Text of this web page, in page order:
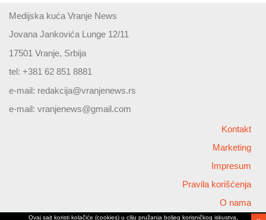
Medijska kuća Vranje News
Jovana Jankovića Lunge 12/11
17501 Vranje, Srbija
tel: +381 62 851 8881
e-mail: redakcija@vranjenews.rs
e-mail: vranjenews@gmail.com
Kontakt
Marketing
Impresum
Pravila korišćenja
O nama
Ovaj sajt koristi kolačiće (cookies) u cilju pružanja boljeg korisničkog iskustva,